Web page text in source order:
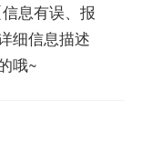
息有误、报
细信息描述
哦~